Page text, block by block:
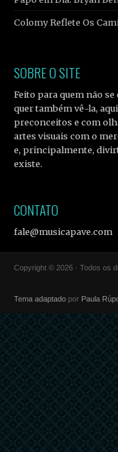
Colomy Reflete Os
SOBRE O SITE
Feito para quem não
quer também vê-la,
preconceitos e com
artes visuais com o
e, principalmente,
existe.
CONTATO
fale@musicapave.com
Copyright © 2026 · Todos os
Tema adaptado por Paula